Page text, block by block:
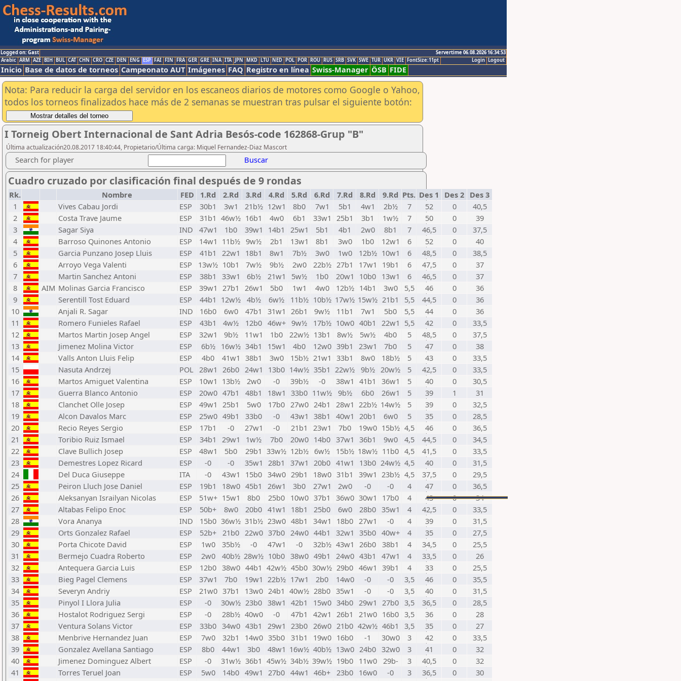
Logged on: Gast
Servertime 06.08.2026 16:34:53
Logout
Login
Arabic ARM AZE BIH BUL CAT CHN CRO CZE DEN ENG ESP FAI FIN FRA GER GRE INA ITA JPN MKD LTU NED POL POR ROU RUS SRB SVK SWE TUR UKR VIE FontSize:11pt
Inicio Base de datos de torneos Campeonato AUT Imágenes FAQ Registro en línea Swiss-Manager ÖSB FIDE
Nota: Para reducir la carga del servidor en los escaneos diarios de motores como Google o Yahoo,
todos los torneos finalizados hace más de 2 semanas se muestran tras pulsar el siguiente botón:
I Torneig Obert Internacional de Sant Adria Besós-code 162868-Grup "B"
Última actualización20.08.2017 18:40:44, Propietario/Última carga: Miquel Fernandez-Diaz Mascort
Search for player Buscar
Cuadro cruzado por clasificación final después de 9 rondas
Rk. Nombre FED 1.Rd 2.Rd 3.Rd 4.Rd 5.Rd 6.Rd 7.Rd 8.Rd 9.Rd Pts. Des 1 Des 2 Des 3
1
Vives Cabau Jordi ESP 30b1 3w1 21b½ 12w1 8b0 7w1 5b1 4w1 2b½ 7 52 0
40,5
2
Costa Trave Jaume ESP 31b1 46w½ 16b1 4w0 6b1 33w1 25b1 3b1 1w½ 7 50 0
39
3
Sagar Siya IND 47w1 1b0 39w1 14b1 25w1 5b1 4b1 2w0 8b1 7 46,5 0
37,5
4
Barroso Quinones Antonio ESP 14w1 11b½ 9w½ 2b1 13w1 8b1 3w0 1b0 12w1 6 52 0
40
5
Garcia Punzano Josep Lluis ESP 41b1 22w1 18b1 8w1 7b½ 3w0 1w0 12b½ 10w1 6 48,5 0
38,5
6
Arroyo Vega Valenti ESP 13w½ 10b1 7w½ 9b½ 2w0 22b½ 27b1 17w1 19b1 6 47,5 0
37
7
Martin Sanchez Antoni ESP 38b1 33w1 6b½ 21w1 5w½ 1b0 20w1 10b0 13w1 6 46,5 0
37
8
AIM Molinas Garcia Francisco ESP 39w1 27b1 26w1 5b0 1w1 4w0 12b½ 14b1 3w0 5,5 46 0
36
9
Serentill Tost Eduard ESP 44b1 12w½ 4b½ 6w½ 11b½ 10b½ 17w½ 15w½ 21b1 5,5 44,5 0
36
10
Anjali R. Sagar IND 16b0 6w0 47b1 31w1 26b1 9w½ 11b1 7w1 5b0 5,5 44 0
36
11
Romero Funieles Rafael ESP 43b1 4w½ 12b0 46w+ 9w½ 17b½ 10w0 40b1 22w1 5,5 42 0
33,5
12
Martos Martin Josep Angel ESP 32w1 9b½ 11w1 1b0 22w½ 13b1 8w½ 5w½ 4b0 5 48,5 0
37,5
13
Jimenez Molina Victor ESP 6b½ 16w½ 34b1 15w1 4b0 12w0 39b1 23w1 7b0 5 47 0
38
14
Valls Anton Lluis Felip ESP 4b0 41w1 38b1 3w0 15b½ 21w1 33b1 8w0 18b½ 5 43 0
33,5
15
Nasuta Andrzej POL 28w1 26b0 24w1 13b0 14w½ 35b1 22w½ 9b½ 20w½ 5 42,5 0
33,5
16
Martos Amiguet Valentina ESP 10w1 13b½ 2w0 -0 39b½ -0 38w1 41b1 36w1 5 40 0
30,5
17
Guerra Blanco Antonio ESP 20w0 47b1 48b1 18w1 33b0 11w½ 9b½ 6b0 26w1 5 39 1
31
18
Clanchet Olle Josep ESP 49w1 25b1 5w0 17b0 27w0 24b1 28w1 22b½ 14w½ 5 39 0
32,5
19
Alcon Davalos Marc ESP 25w0 49b1 33b0 -0 43w1 38b1 40w1 20b1 6w0 5 35 0
28,5
20
Recio Reyes Sergio ESP 17b1 -0 27w1 -0 21b1 23w1 7b0 19w0 15b½ 4,5 46 0
36,5
21
Toribio Ruiz Ismael ESP 34b1 29w1 1w½ 7b0 20w0 14b0 37w1 36b1 9w0 4,5 44,5 0
34,5
22
Clave Bullich Josep ESP 48w1 5b0 29b1 33w½ 12b½ 6w½ 15b½ 18w½ 11b0 4,5 41,5 0
33,5
23
Demestres Lopez Ricard ESP -0 -0 35w1 28b1 37w1 20b0 41w1 13b0 24w½ 4,5 40 0
31,5
24
Del Duca Giuseppe ITA -0 43w1 15b0 34w0 29b1 18w0 31b1 39w1 23b½ 4,5 37,5 0
29,5
25
Peiron Lluch Jose Daniel ESP 19b1 18w0 45b1 26w1 3b0 27w1 2w0 -0 -0 4 47 0
36,5
26
Aleksanyan Israilyan Nicolas ESP 51w+ 15w1 8b0 25b0 10w0 37b1 36w0 30w1 17b0 4 43 0
34
27
Altabas Felipo Enoc ESP 50b+ 8w0 20b0 41w1 18b1 25b0 6w0 28b0 35w1 4 42,5 0
33,5
28
Vora Ananya IND 15b0 36w½ 31b½ 23w0 48b1 34w1 18b0 27w1 -0 4 39 0
31,5
29
Orts Gonzalez Rafael ESP 52b+ 21b0 22w0 37b0 24w0 44b1 32w1 35b0 40w+ 4 35 0
27,5
30
Porta Chicote David ESP 1w0 35b½ -0 47w1 -0 32b½ 43w1 26b0 38b1 4 34,5 0
25,5
31
Bermejo Cuadra Roberto ESP 2w0 40b½ 28w½ 10b0 38w0 49b1 24w0 43b1 47w1 4 33,5 0
26
32
Antequera Garcia Luis ESP 12b0 38w0 44b1 42w½ 45b0 30w½ 29b0 46w1 39b1 4 33 0
25,5
33
Bieg Pagel Clemens ESP 37w1 7b0 19w1 22b½ 17w1 2b0 14w0 -0 -0 3,5 46 0
35,5
34
Severyn Andriy ESP 21w0 37b1 13w0 24b1 40w½ 28b0 35w1 -0 -0 3,5 40 0
31,5
35
Pinyol I Llora Julia ESP -0 30w½ 23b0 38w1 42b1 15w0 34b0 29w1 27b0 3,5 36,5 0
28,5
36
Hostalot Rodriguez Sergi ESP -0 28b½ 40w0 -0 47b1 42w1 26b1 21w0 16b0 3,5 36 0
28
37
Ventura Solans Victor ESP 33b0 34w0 43b1 29w1 23b0 26w0 21b0 42w½ 46b1 3,5 35 0
27
38
Menbrive Hernandez Juan ESP 7w0 32b1 14w0 35b0 31b1 19w0 16b0 -1 30w0 3 42 0
33,5
39
Gonzalez Avellana Santiago ESP 8b0 44w1 3b0 48w1 16w½ 40b½ 13w0 24b0 32w0 3 41 0
32
40
Jimenez Dominguez Albert ESP -0 31w½ 36b1 45w½ 34b½ 39w½ 19b0 11w0 29b- 3 40,5 0
32
41
Torres Teruel Joan ESP 5w0 14b0 49w1 27b0 44w1 46b+ 23b0 16w0 -0 3 36,5 0
30